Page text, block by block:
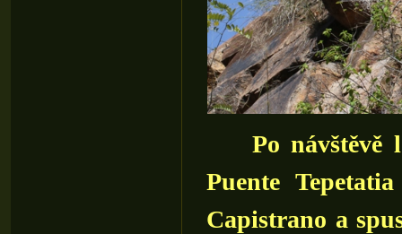
Po návštěvě
Puente
Capistrano a